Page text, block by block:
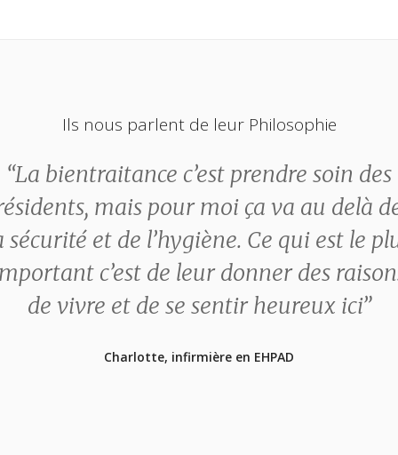
Ils nous parlent de leur Philosophie
“La bientraitance c’est prendre soin des
mais pour moi ça va au delà
sécurité et de l’hygiène. Ce qui est le
c’est de leur donner des
de vivre et de se sentir heureux ici”
Charlotte, infirmière en EHPAD